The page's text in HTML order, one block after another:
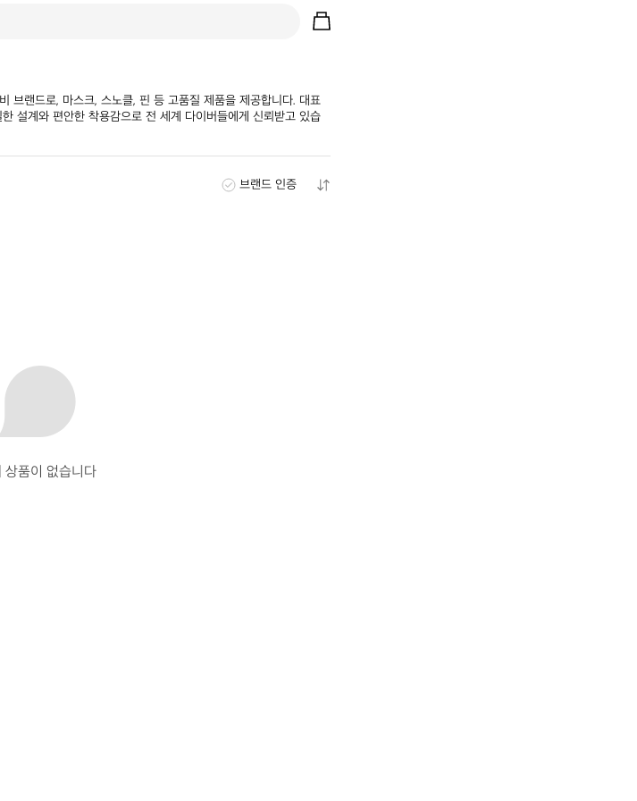
브랜드로, 마스크, 스노클, 핀 등 고품질 제품을 제공합니다. 대표
설계와 편안한 착용감으로 전 세계 다이버들에게 신뢰받고 있습
브랜드 인증
상품이 없습니다